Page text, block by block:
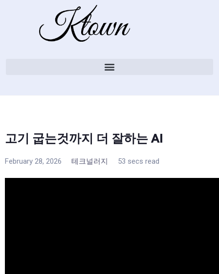
고기 굽는것까지 더 잘하는 AI
February 28, 2026 테크널러지 53 secs read